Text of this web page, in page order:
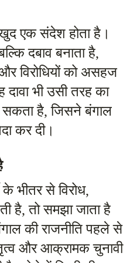
एक संदेश होता है।
दबाव बनाता है,
विरोधियों को असहज
भी उसी तरह का
सकता है, जिसने बंगाल
कर दी।
के भीतर से विरोध,
है, तो समझा जाता है
की राजनीति पहले से
और आक्रामक चुनावी